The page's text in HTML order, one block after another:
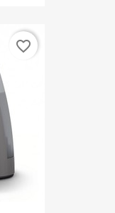
favorite_border